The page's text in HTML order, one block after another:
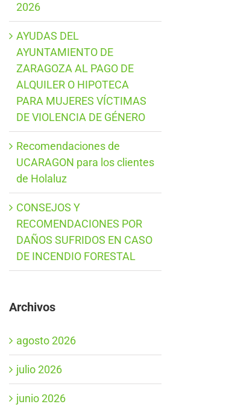
2026
AYUDAS DEL
AYUNTAMIENTO DE
ZARAGOZA AL PAGO DE
ALQUILER O HIPOTECA
PARA MUJERES VÍCTIMAS
DE VIOLENCIA DE GÉNERO
Recomendaciones de
UCARAGON para los clientes
de Holaluz
CONSEJOS Y
RECOMENDACIONES POR
DAÑOS SUFRIDOS EN CASO
DE INCENDIO FORESTAL
Archivos
agosto 2026
julio 2026
junio 2026